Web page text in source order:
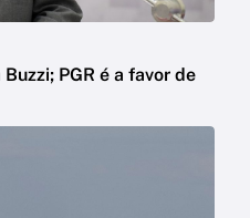
PGR é a favor de